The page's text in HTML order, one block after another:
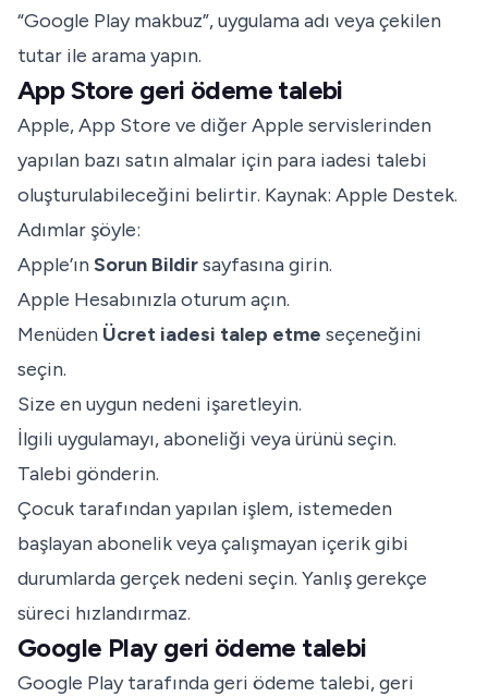
“Google Play makbuz”, uygulama adı veya çekilen
tutar ile arama yapın.
App Store geri ödeme talebi
Apple, App Store ve diğer Apple servislerinden
yapılan bazı satın almalar için para iadesi talebi
oluşturulabileceğini belirtir. Kaynak: Apple Destek.
Adımlar şöyle:
Apple’ınSorun Bildirsayfasına girin.
Apple Hesabınızla oturum açın.
Menüden Ücret iadesi talep etme seçeneğini
seçin.
Size en uygun nedeni işaretleyin.
İlgili uygulamayı, aboneliği veya ürünü seçin.
Talebi gönderin.
Çocuk tarafından yapılan işlem, istemeden
başlayan abonelik veya çalışmayan içerik gibi
durumlarda gerçek nedeni seçin. Yanlış gerekçe
süreci hızlandırmaz.
Google Play geri ödeme talebi
Google Play tarafında geri ödeme talebi, geri